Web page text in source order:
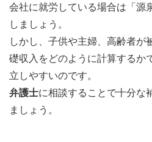
会社に就労している場合は「源
しましょう。
しかし、子供や主婦、高齢者が
礎収入をどのように計算するか
立しやすいのです。
弁護士に相談することで十分な
ましょう。